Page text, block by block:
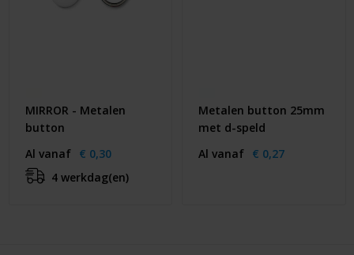
MIRROR - Metalen
button
Al vanaf € 0,30
4 werkdag(en)
Metalen button 25mm
met d-speld
Al vanaf € 0,27